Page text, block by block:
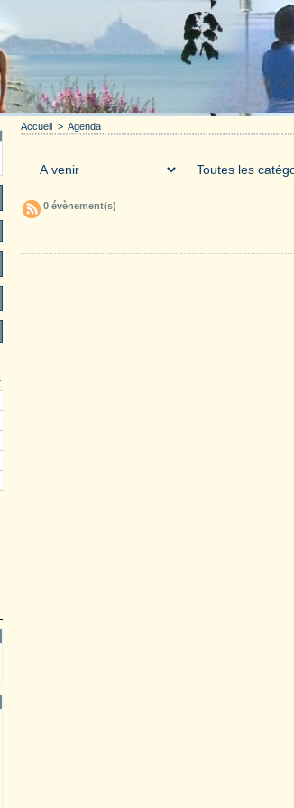
Accueil > Agenda
0 évènement(s)